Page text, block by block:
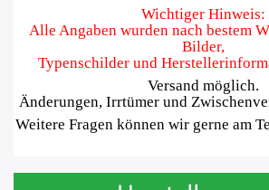
Wichtiger Hinweis:
Alle Angaben wurden nach bestem
Bilder,
Typenschilder und
Versand möglich.
Änderungen, Irrtümer und
Weitere Fragen können wir gerne am